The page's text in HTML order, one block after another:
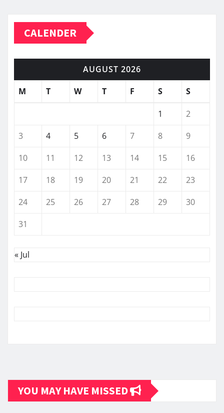
pagination
CALENDER
AUGUST 2026
M
T W T F S S
1
2
3
4 5 6 7 8
9
10
11 12 13 14 15
16
17
18 19 20 21 22
23
24
25 26 27 28 29
30
31
« Jul
YOU MAY HAVE MISSED